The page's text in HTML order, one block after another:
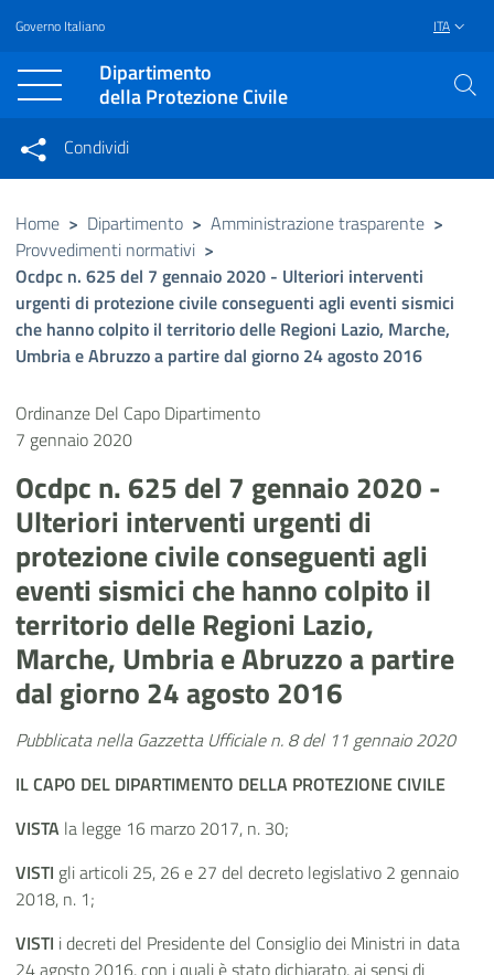
Vai al contenuto principale
Raggiungi il piè di pagina
Governo Italiano ITA
Dipartimento
della Protezione Civile
Condividi su Facebook
Condividi su Twitter
Condividi su LinkedIn
Condividi
Condividi sui social network
Home > Dipartimento > Amministrazione trasparente >
Provvedimenti normativi >
Ocdpc n. 625 del 7 gennaio 2020 - Ulteriori interventi
urgenti di protezione civile conseguenti agli eventi sismici
che hanno colpito il territorio delle Regioni Lazio, Marche,
Umbria e Abruzzo a partire dal giorno 24 agosto 2016
Ordinanze Del Capo Dipartimento
7 gennaio 2020
Ocdpc n. 625 del 7 gennaio 2020 -
Ulteriori interventi urgenti di
protezione civile conseguenti agli
eventi sismici che hanno colpito il
territorio delle Regioni Lazio,
Marche, Umbria e Abruzzo a partire
dal giorno 24 agosto 2016
Pubblicata nella Gazzetta Ufficiale n. 8 del 11 gennaio 2020
IL CAPO DEL DIPARTIMENTO DELLA PROTEZIONE CIVILE
VISTA la legge 16 marzo 2017, n. 30;
VISTI gli articoli 25, 26 e 27 del decreto legislativo 2 gennaio
2018, n. 1;
VISTI i decreti del Presidente del Consiglio dei Ministri in data
24 agosto 2016, con i quali è stato dichiarato, ai sensi di